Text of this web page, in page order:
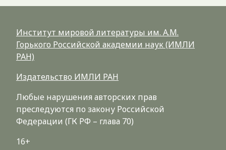
Институт мировой литературы им. А.М.
Горького Российской академии наук (ИМЛИ
РАН)
Издательство ИМЛИ РАН
Любые нарушения авторских прав
преследуются по закону Российской
Федерации (ГК РФ – глава 70)
16+